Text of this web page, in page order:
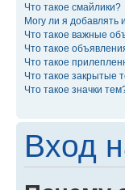
Что такое смайлики?
Могу ли я
Что такое важные
Что такое
Что такое
Что такое закрытые
Что такое значки
Вход